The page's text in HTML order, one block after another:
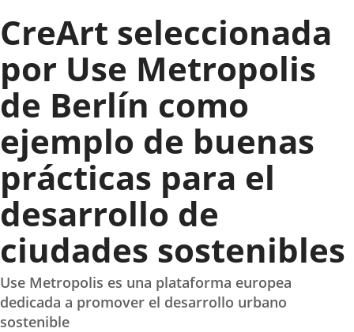
Valladolid
CreArt seleccionada
por Use Metropolis
de Berlín como
ejemplo de buenas
prácticas para el
desarrollo de
ciudades sostenibles
Use Metropolis es una plataforma europea
dedicada a promover el desarrollo urbano
sostenible